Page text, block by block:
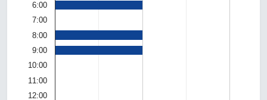
6:00
7:00
8:00
9:00
10:00
11:00
12:00